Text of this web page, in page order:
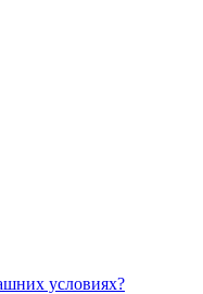
условиях?